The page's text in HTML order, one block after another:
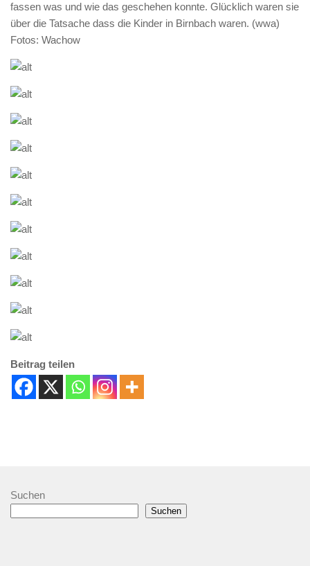
fassen was und wie das geschehen konnte. Glücklich waren sie
über die Tatsache dass die Kinder in Birnbach waren. (wwa)
Fotos: Wachow
Beitrag teilen
Suchen
Suchen